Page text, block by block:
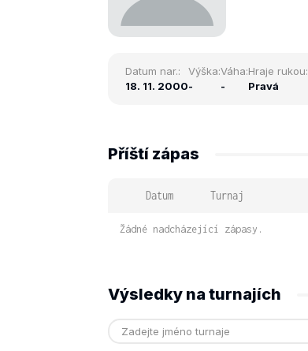
Datum nar.:
18. 11. 2000
Výška:
-
Váha:
-
Hraje rukou:
Pravá
Příští zápas
Datum Turnaj
Žádné nadcházející zápasy.
Výsledky na turnajích